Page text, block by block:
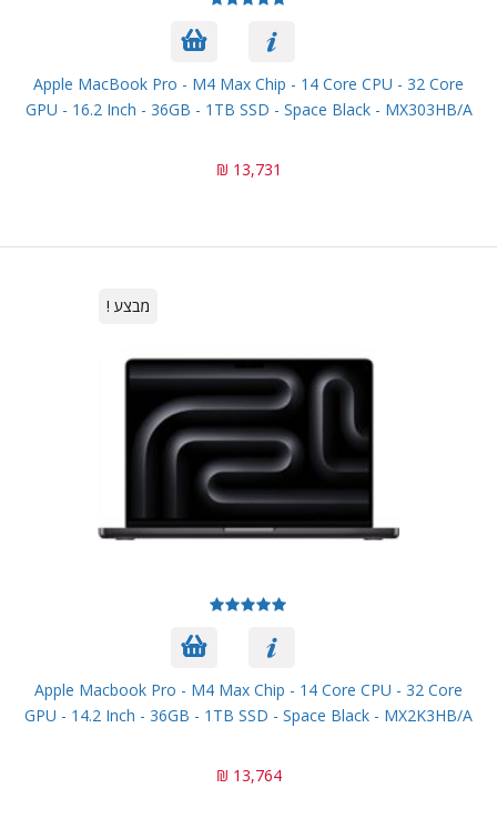
Apple MacBook Pro - M4 Max Chip - 14 Core CPU - 32 Core
GPU - 16.2 Inch - 36GB - 1TB SSD - Space Black - MX303HB/A
13,731 ₪
מבצע !
Apple Macbook Pro - M4 Max Chip - 14 Core CPU - 32 Core
GPU - 14.2 Inch - 36GB - 1TB SSD - Space Black - MX2K3HB/A
13,764 ₪